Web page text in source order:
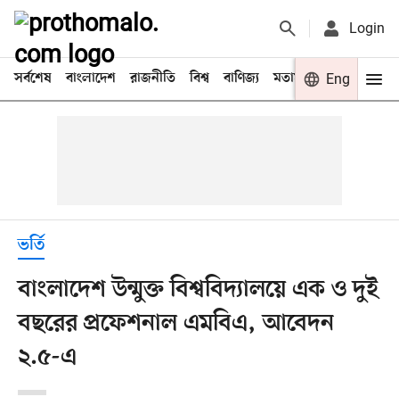
Login
সর্বশেষ বাংলাদেশ রাজনীতি বিশ্ব বাণিজ্য মতামত খেলা
Eng
ভর্তি
বাংলাদেশ উন্মুক্ত বিশ্ববিদ্যালয়ে এক ও দুই
বছরের প্রফেশনাল এমবিএ, আবেদন
২.৫-এ